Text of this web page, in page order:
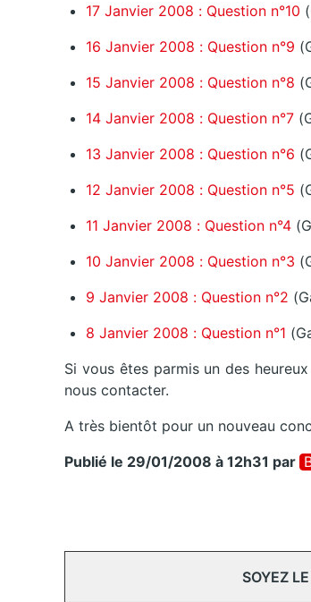
17 Janvier 2008 : Question n°10
16 Janvier 2008 : Question n°9
15 Janvier 2008 : Question n°8
14 Janvier 2008 : Question n°7
13 Janvier 2008 : Question n°6
12 Janvier 2008 : Question n°5
11 Janvier 2008 : Question n°4
10 Janvier 2008 : Question n°3
9 Janvier 2008 : Question n°2
8 Janvier 2008 : Question n°1
Si vous êtes parmis un des
nous contacter.
A très bientôt pour un nouveau
Publié le 29/01/2008 à 12h31 par
SOYEZ